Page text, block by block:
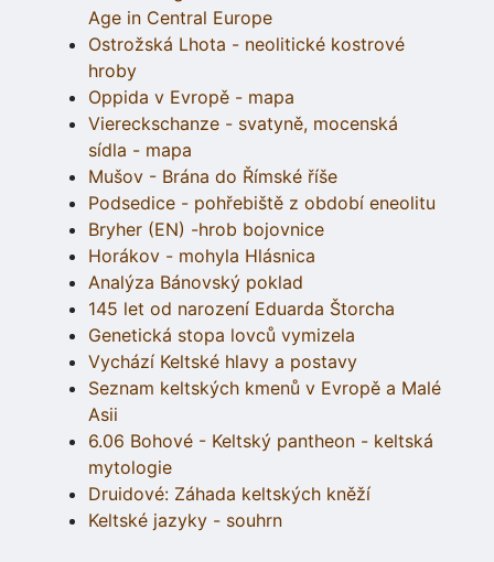
Age in Central Europe
Ostrožská Lhota - neolitické kostrové
hroby
Oppida v Evropě - mapa
Viereckschanze - svatyně, mocenská
sídla - mapa
Mušov - Brána do Římské říše
Podsedice - pohřebiště z období eneolitu
Bryher (EN) -hrob bojovnice
Horákov - mohyla Hlásnica
Analýza Bánovský poklad
145 let od narození Eduarda Štorcha
Genetická stopa lovců vymizela
Vychází Keltské hlavy a postavy
Seznam keltských kmenů v Evropě a Malé
Asii
6.06 Bohové - Keltský pantheon - keltská
mytologie
Druidové: Záhada keltských kněží
Keltské jazyky - souhrn